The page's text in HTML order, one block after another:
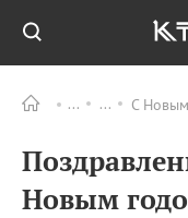
С
Новым